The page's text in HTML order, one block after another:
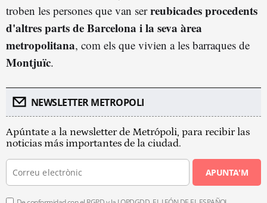
troben les persones que van serreubicades procedents
d'altres parts de Barcelona i la seva àrea
metropolitana, com els que vivien a les barraques de
Montjuïc.
NEWSLETTER METROPOLI
Apúntate a la newsletter de Metrópoli, para recibir las
noticias más importantes de la ciudad.
APUNTA'M